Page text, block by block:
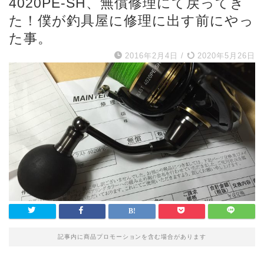
た！僕が釣具屋に修理に出す前にやっ
た事。
2016年2月4日 / 2020年5月26日
記事内に商品プロモーションを含む場合があります